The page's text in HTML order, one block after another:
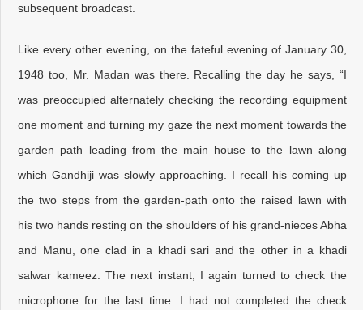
subsequent broadcast.
Like every other evening, on the fateful evening of January 30,
1948 too, Mr. Madan was there. Recalling the day he says, “I
was preoccupied alternately checking the recording equipment
one moment and turning my gaze the next moment towards the
garden path leading from the main house to the lawn along
which Gandhiji was slowly approaching. I recall his coming up
the two steps from the garden-path onto the raised lawn with
his two hands resting on the shoulders of his grand-nieces Abha
and Manu, one clad in a khadi sari and the other in a khadi
salwar kameez. The next instant, I again turned to check the
microphone for the last time. I had not completed the check